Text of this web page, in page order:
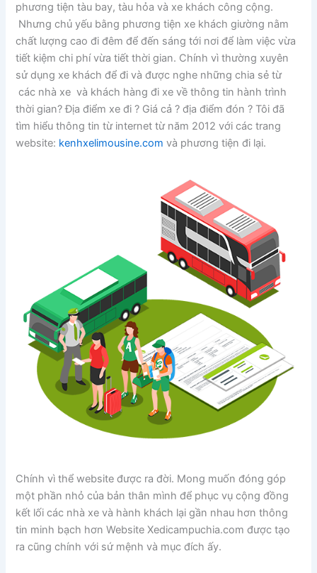
phương tiện tàu bay, tàu hỏa và xe khách công cộng.
Nhưng chủ yếu bằng phương tiện xe khách giường nằm
chất lượng cao đi đêm để đến sáng tới nơi để làm việc vừa
tiết kiệm chi phí vừa tiết thời gian. Chính vì thường xuyên
sử dụng xe khách để đi và được nghe những chia sẻ từ
các nhà xe và khách hàng đi xe về thông tin hành trình
thời gian? Địa điểm xe đi ? Giá cả ? địa điểm đón ? Tôi đã
tìm hiểu thông tin từ internet từ năm 2012 với các trang
website: kenhxelimousine.com và phương tiện đi lại.
Chính vì thể website được ra đời. Mong muốn đóng góp
một phần nhỏ của bản thân mình để phục vụ cộng đồng
kết lối các nhà xe và hành khách lại gần nhau hơn thông
tin minh bạch hơn Website Xedicampuchia.com được tạo
ra cũng chính với sứ mệnh và mục đích ấy.